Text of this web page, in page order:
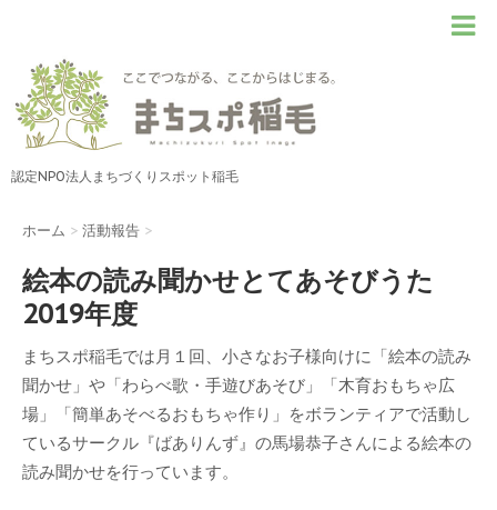
認定NPO法人まちづくりスポット稲毛
ホーム > 活動報告 >
絵本の読み聞かせとてあそびうた
2019年度
まちスポ稲毛では月１回、小さなお子様向けに「絵本の読み
聞かせ」や「わらべ歌・手遊びあそび」「木育おもちゃ広
場」「簡単あそべるおもちゃ作り」をボランティアで活動し
ているサークル『ばありんず』の馬場恭子さんによる絵本の
読み聞かせを行っています。